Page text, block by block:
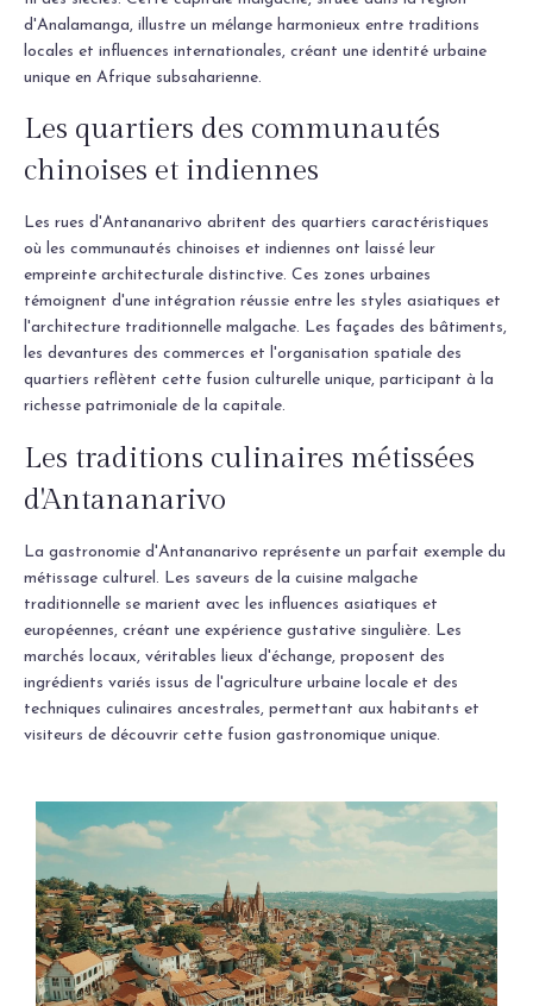
d'Analamanga, illustre un mélange harmonieux entre traditions
locales et influences internationales, créant une identité urbaine
unique en Afrique subsaharienne.
Les quartiers des communautés
chinoises et indiennes
Les rues d'Antananarivo abritent des quartiers caractéristiques
où les communautés chinoises et indiennes ont laissé leur
empreinte architecturale distinctive. Ces zones urbaines
témoignent d'une intégration réussie entre les styles asiatiques et
l'architecture traditionnelle malgache. Les façades des bâtiments,
les devantures des commerces et l'organisation spatiale des
quartiers reflètent cette fusion culturelle unique, participant à la
richesse patrimoniale de la capitale.
Les traditions culinaires métissées
d'Antananarivo
La gastronomie d'Antananarivo représente un parfait exemple du
métissage culturel. Les saveurs de la cuisine malgache
traditionnelle se marient avec les influences asiatiques et
européennes, créant une expérience gustative singulière. Les
marchés locaux, véritables lieux d'échange, proposent des
ingrédients variés issus de l'agriculture urbaine locale et des
techniques culinaires ancestrales, permettant aux habitants et
visiteurs de découvrir cette fusion gastronomique unique.